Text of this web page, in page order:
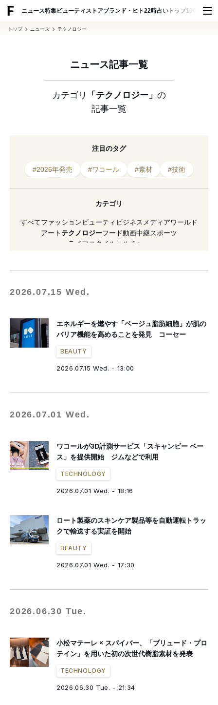
ニュース特集ビューティ ストアブランド・ヒト22時占い トップ100 スナッ
トップ ニュース テクノロジー
ニュース記事一覧
カテゴリ 「テクノロジー」 の
記事一覧
注目のタグ
#2026年発売 #ワコール #素材
#技術
#2026年春夏
#リサイクル
#サービス #スポーツ
#研究
カテゴリ
すべてファッションビューティ ビジネス メディアワールド
アート テクノロジーフード動画中継スポーツ
ライフスタイル
カルチャー
2026.07.15 Wed.
エネルギーを燃やす「ベージュ脂肪細胞」が肌の
バリア機能を高めることを発見 コーセー
BEAUTY
2026.07.15 Wed. - 13:00
2026.07.01 Wed.
ワコールが3D計測サービス「スキャンビー ベー
ス」を提供開始 ジムなどで利用
TECHNOLOGY
2026.07.01 Wed. - 18:16
ロート製薬のスキンケア製品等を自動運転トラッ
クで輸送する実証を開始
BEAUTY
2026.07.01 Wed. - 17:30
2026.06.30 Tue.
小松マテーレ × スパイバー、「ブリュード・プロ
テイン」を用いた初の次世代樹脂素材を発表
TECHNOLOGY
2026.06.30 Tue. - 21:34